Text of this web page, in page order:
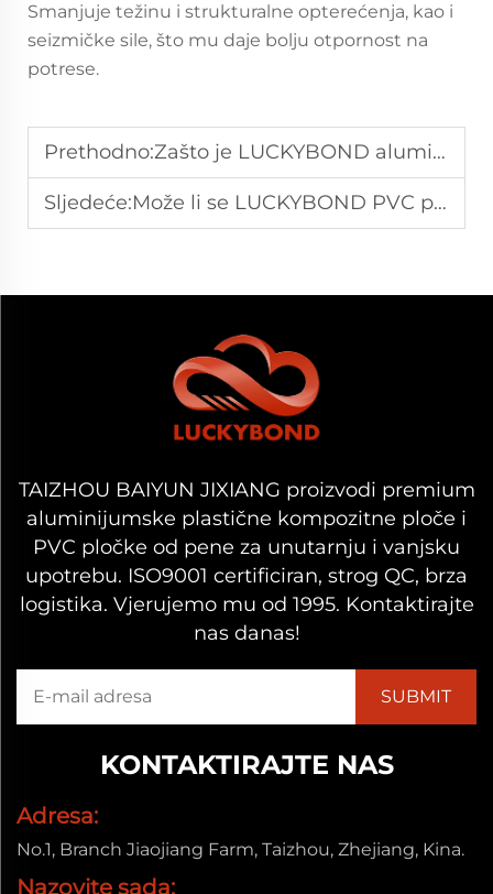
Smanjuje težinu i strukturalne opterećenja, kao i
seizmičke sile, što mu daje bolju otpornost na
potrese.
Prethodno:Zašto je LUCKYBOND aluminijumski kompozitni list ekonomično rješenje za ukras?
Sljedeće:Može li se LUCKYBOND PVC pjenastog lista koristiti i za komercijalne i za stambene projekte?
TAIZHOU BAIYUN JIXIANG proizvodi premium
aluminijumske plastične kompozitne ploče i
PVC pločke od pene za unutarnju i vanjsku
upotrebu. ISO9001 certificiran, strog QC, brza
logistika. Vjerujemo mu od 1995. Kontaktirajte
nas danas!
KONTAKTIRAJTE NAS
Adresa:
No.1, Branch Jiaojiang Farm, Taizhou, Zhejiang, Kina.
Nazovite sada: